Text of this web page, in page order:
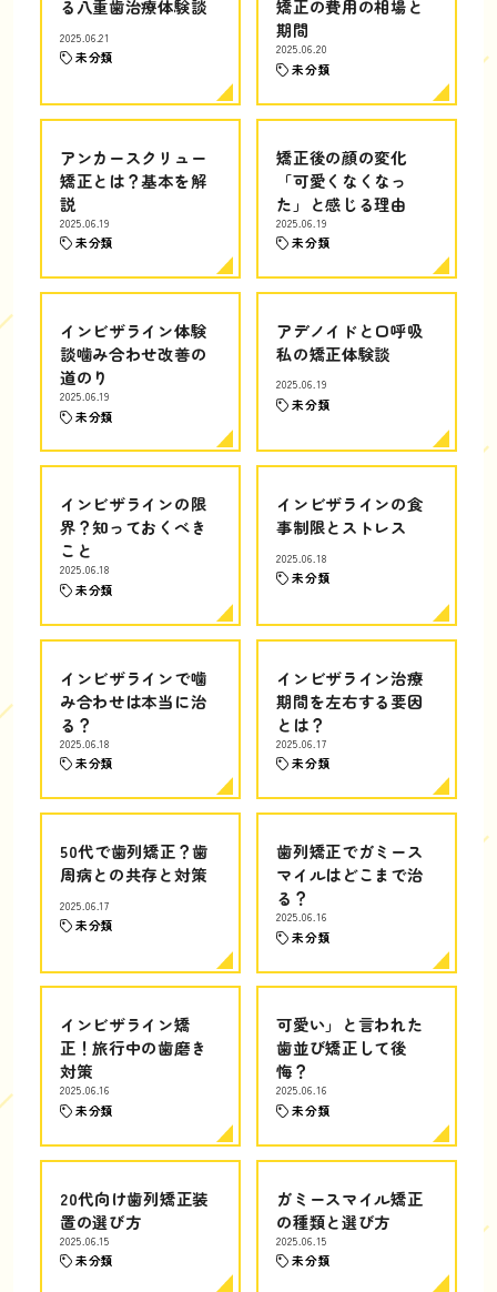
る八重歯治療体験談
2025.06.21
未分類
矯正の費用の相場と
期間
2025.06.20
未分類
アンカースクリュー
矯正とは？基本を解
説
2025.06.19
未分類
矯正後の顔の変化
「可愛くなくなっ
た」と感じる理由
2025.06.19
未分類
インビザライン体験
談噛み合わせ改善の
道のり
2025.06.19
未分類
アデノイドと口呼吸
私の矯正体験談
2025.06.19
未分類
インビザラインの限
界？知っておくべき
こと
2025.06.18
未分類
インビザラインの食
事制限とストレス
2025.06.18
未分類
インビザラインで噛
み合わせは本当に治
る？
2025.06.18
未分類
インビザライン治療
期間を左右する要因
とは？
2025.06.17
未分類
50代で歯列矯正？歯
周病との共存と対策
2025.06.17
未分類
歯列矯正でガミース
マイルはどこまで治
る？
2025.06.16
未分類
インビザライン矯
正！旅行中の歯磨き
対策
2025.06.16
未分類
可愛い」と言われた
歯並び矯正して後
悔？
2025.06.16
未分類
20代向け歯列矯正装
置の選び方
2025.06.15
未分類
ガミースマイル矯正
の種類と選び方
2025.06.15
未分類